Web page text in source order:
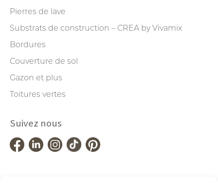
Pierres de lave
Substrats de construction – CREA by Vivamix
Bordures
Couverture de sol
Gazon et plus
Toitures vertes
Suivez nous